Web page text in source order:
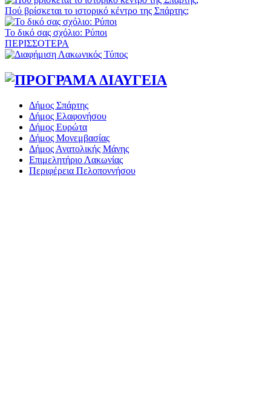
Πού βρίσκεται το ιστορικό κέντρο της Σπάρτης;
Το δικό σας σχόλιο: Ρύποι
ΠΕΡΙΣΣΟΤΕΡΑ
Δήμος Σπάρτης
Δήμος Ελαφονήσου
Δήμος Ευρώτα
Δήμος Μονεμβασίας
Δήμος Ανατολικής Μάνης
Επιμελητήριο Λακωνίας
Περιφέρεια Πελοποννήσου